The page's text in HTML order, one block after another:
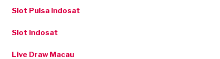
Slot Pulsa Indosat
Slot Indosat
Live Draw Macau